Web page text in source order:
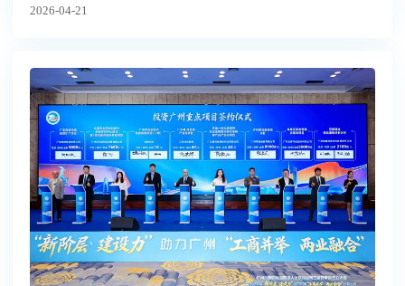
局局长妥鑫，回民区区委书记乔文杰，区长廖雁渝，新城区区委书
2026-04-21